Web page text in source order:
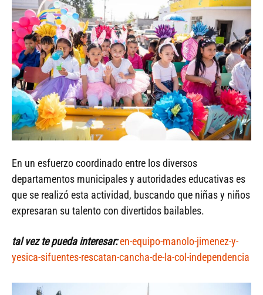
En un esfuerzo coordinado entre los diversos
departamentos municipales y autoridades educativas es
que se realizó esta actividad, buscando que niñas y niños
expresaran su talento con divertidos bailables.
tal vez te pueda interesar:en-equipo-manolo-jimenez-y-
yesica-sifuentes-rescatan-cancha-de-la-col-independencia